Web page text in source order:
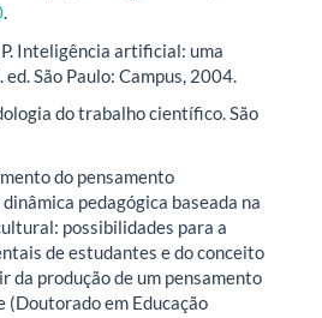
.
P. Inteligência artificial: uma
São Paulo: Campus, 2004.
do trabalho científico. São
do pensamento
pedagógica baseada na
possibilidades para a
de estudantes e do conceito
da produção de um pensamento
(Doutorado em Educação